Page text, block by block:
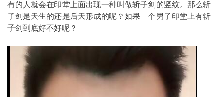
有的人就会在印堂上面出现一种叫做斩子剑的竖纹。那么斩
子剑是天生的还是后天形成的呢？如果一个男子印堂上有斩
子剑到底好不好呢？